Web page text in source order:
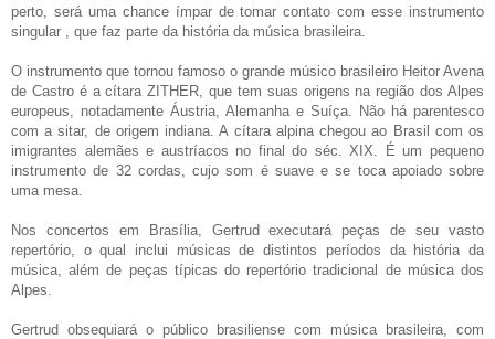
perto, será uma chance ímpar de tomar contato com esse instrumento
singular , que faz parte da história da música brasileira.
O instrumento que tornou famoso o grande músico brasileiro Heitor Avena
de Castro é a cítara ZITHER, que tem suas origens na região dos Alpes
europeus, notadamente Áustria, Alemanha e Suíça. Não há parentesco
com a sitar, de origem indiana. A cítara alpina chegou ao Brasil com os
imigrantes alemães e austríacos no final do séc. XIX. É um pequeno
instrumento de 32 cordas, cujo som é suave e se toca apoiado sobre
uma mesa.
Nos concertos em Brasília, Gertrud executará peças de seu vasto
repertório, o qual inclui músicas de distintos períodos da história da
música, além de peças típicas do repertório tradicional de música dos
Alpes.
Gertrud obsequiará o público brasiliense com música brasileira, com